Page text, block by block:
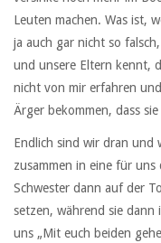
Leuten machen. Was ist,
ja auch gar nicht so
und unsere Eltern kennt,
nicht von mir erfahren
Ärger bekommen, dass
Endlich sind wir dran und
zusammen in eine für uns
Schwester dann auf der
setzen, während sie
uns „Mit euch beiden